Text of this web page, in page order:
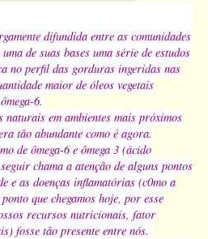
difundida entre as comunidades
de suas bases uma série de estudos
no perfil das gorduras ingeridas nas
maior de óleos vegetais
6.
em ambientes mais próximos
tão abundante como é agora.
de ômega-6 e ômega 3 (ácido
chama a atenção de alguns pontos
e as doenças inflamatórias (c0mo a
que chegamos hoje, por esse
recursos nutricionais, fator
fosse tão presente entre nós.